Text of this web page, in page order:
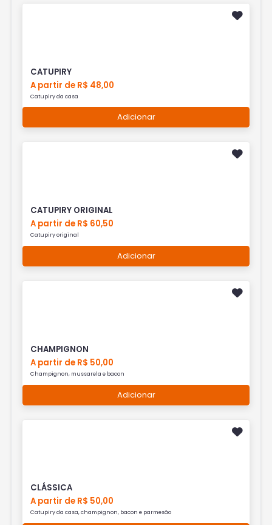
CATUPIRY
A partir de R$ 48,00
Catupiry da casa
Adicionar
CATUPIRY ORIGINAL
A partir de R$ 60,50
Catupiry original
Adicionar
CHAMPIGNON
A partir de R$ 50,00
Champignon, mussarela e bacon
Adicionar
CLÁSSICA
A partir de R$ 50,00
Catupiry da casa, champignon, bacon e parmesão